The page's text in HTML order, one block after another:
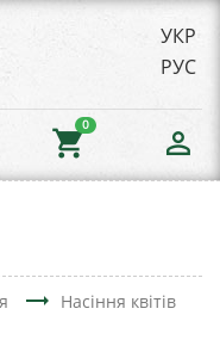
УКР
РУС
shopping_cart
0
person_outline
trending_flat Насіння квітів